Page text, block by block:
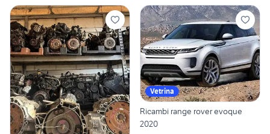
Vetrina
Ricambi range rover evoque
2020